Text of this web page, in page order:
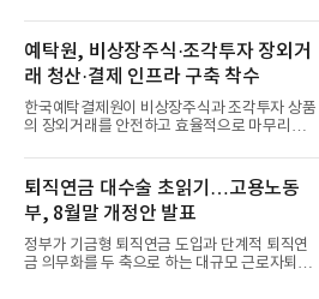
예탁원, 비상장주식·조각투자 장외거
래 청산·결제 인프라 구축 착수
한국예탁결제원이 비상장주식과 조각투자 상품
의 장외거래를 안전하고 효율적으로 마무리하기
퇴직연금 대수술 초읽기…고용노동
부, 8월말 개정안 발표
정부가 기금형 퇴직연금 도입과 단계적 퇴직연
금 의무화를 두 축으로 하는 대규모 근로자퇴직